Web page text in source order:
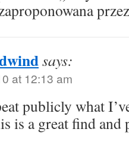
says:
at 12:13 am
publicly what
is a great find and